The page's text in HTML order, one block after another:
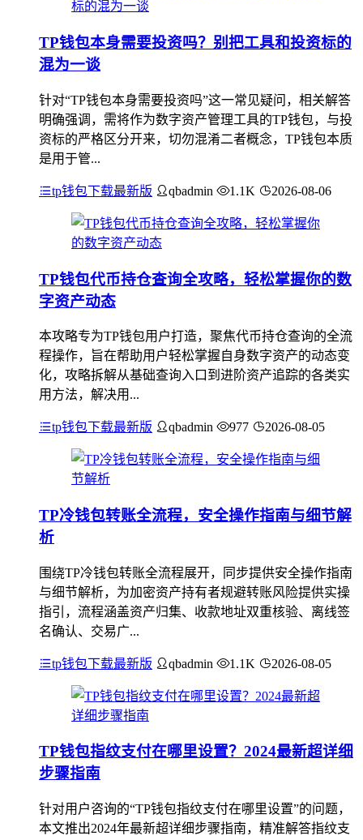
TP钱包本身需要投资吗？别把工具和投资标的
混为一谈
针对“TP钱包本身需要投资吗”这一常见疑问，相关解答
明确强调，需将作为数字资产管理工具的TP钱包，与投
资标的严格区分开来，切勿混淆二者概念，TP钱包本质
是用于管...
tp钱包下载最新版 qbadmin 1.1K 2026-08-06
TP钱包代币持仓查询全攻略，轻松掌握你的数
字资产动态
本攻略专为TP钱包用户打造，聚焦代币持仓查询的全流
程操作，旨在帮助用户轻松掌握自身数字资产的动态变
化，攻略拆解从基础查询入口到进阶资产追踪的各类实
用方法，解决用...
tp钱包下载最新版 qbadmin 977 2026-08-05
TP冷钱包转账全流程，安全操作指南与细节解
析
围绕TP冷钱包转账全流程展开，同步提供安全操作指南
与细节解析，为加密资产持有者规避转账风险提供实操
指引，流程涵盖资产归集、收款地址双重核验、离线签
名确认、交易广...
tp钱包下载最新版 qbadmin 1.1K 2026-08-05
TP钱包指纹支付在哪里设置？2024最新超详细
步骤指南
针对用户咨询的“TP钱包指纹支付在哪里设置”的问题，
本文推出2024年最新超详细步骤指南，精准解答指纹支